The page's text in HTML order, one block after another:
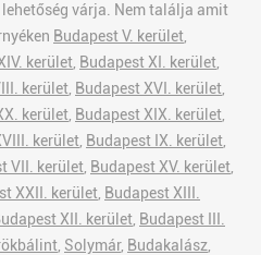
várja. Nem találja amit
Budapest V. kerület
kerület Budapest XI. kerület
kerület Budapest XVI. kerület
kerület Budapest XIX. kerület
kerület Budapest IX. kerület
VII. kerület Budapest XV. kerület
XXII. kerület Budapest XIII.
XII. kerület Budapest III.
Solymár, Budakalász